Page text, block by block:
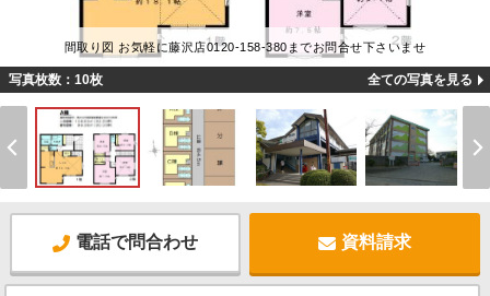
間取り図 お気軽に藤沢店0120-158-380までお問合せ下さいませ
写真枚数：10枚 全ての写真を見る
電話で問合わせ 資料請求